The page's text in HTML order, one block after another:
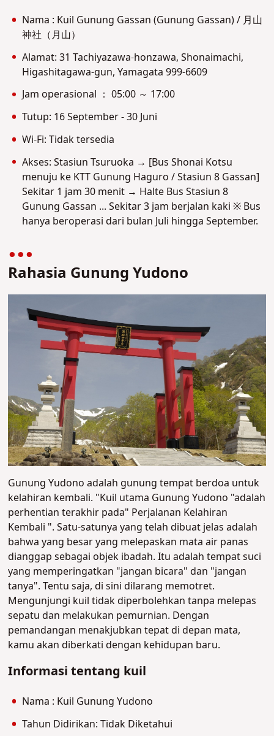
Nama : Kuil Gunung Gassan (Gunung Gassan) / 月山
神社（月山）
Alamat: 31 Tachiyazawa-honzawa, Shonaimachi,
Higashitagawa-gun, Yamagata 999-6609
Jam operasional ： 05:00 ～ 17:00
Tutup: 16 September - 30 Juni
Wi-Fi: Tidak tersedia
Akses: Stasiun Tsuruoka → [Bus Shonai Kotsu
menuju ke KTT Gunung Haguro / Stasiun 8 Gassan]
Sekitar 1 jam 30 menit → Halte Bus Stasiun 8
Gunung Gassan ... Sekitar 3 jam berjalan kaki ※ Bus
hanya beroperasi dari bulan Juli hingga September.
Rahasia Gunung Yudono
Gunung Yudono adalah gunung tempat berdoa untuk
kelahiran kembali. "Kuil utama Gunung Yudono "adalah
perhentian terakhir pada" Perjalanan Kelahiran
Kembali ". Satu-satunya yang telah dibuat jelas adalah
bahwa yang besar yang melepaskan mata air panas
dianggap sebagai objek ibadah. Itu adalah tempat suci
yang memperingatkan "jangan bicara" dan "jangan
tanya". Tentu saja, di sini dilarang memotret.
Mengunjungi kuil tidak diperbolehkan tanpa melepas
sepatu dan melakukan pemurnian. Dengan
pemandangan menakjubkan tepat di depan mata,
kamu akan diberkati dengan kehidupan baru.
Informasi tentang kuil
Nama : Kuil Gunung Yudono
Tahun Didirikan: Tidak Diketahui